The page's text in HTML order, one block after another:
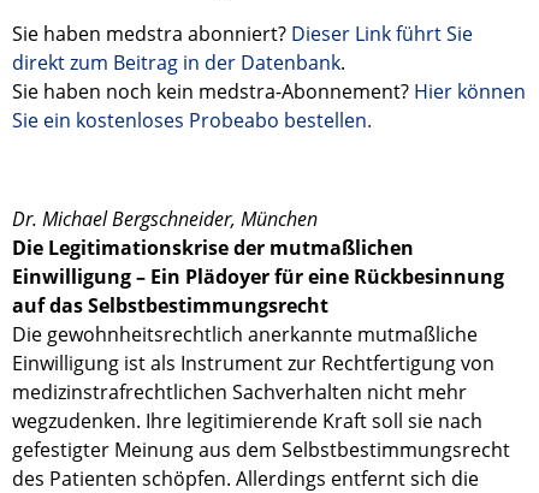
Sie haben medstra abonniert? Dieser Link führt Sie
direkt zum Beitrag in der Datenbank.
Sie haben noch kein medstra-Abonnement? Hier können
Sie ein kostenloses Probeabo bestellen.
Dr. Michael Bergschneider, München
Die Legitimationskrise der mutmaßlichen
Einwilligung – Ein Plädoyer für eine Rückbesinnung
auf das Selbstbestimmungsrecht
Die gewohnheitsrechtlich anerkannte mutmaßliche
Einwilligung ist als Instrument zur Rechtfertigung von
medizinstrafrechtlichen Sachverhalten nicht mehr
wegzudenken. Ihre legitimierende Kraft soll sie nach
gefestigter Meinung aus dem Selbstbestimmungsrecht
des Patienten schöpfen. Allerdings entfernt sich die